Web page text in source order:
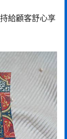
給顧客舒心享